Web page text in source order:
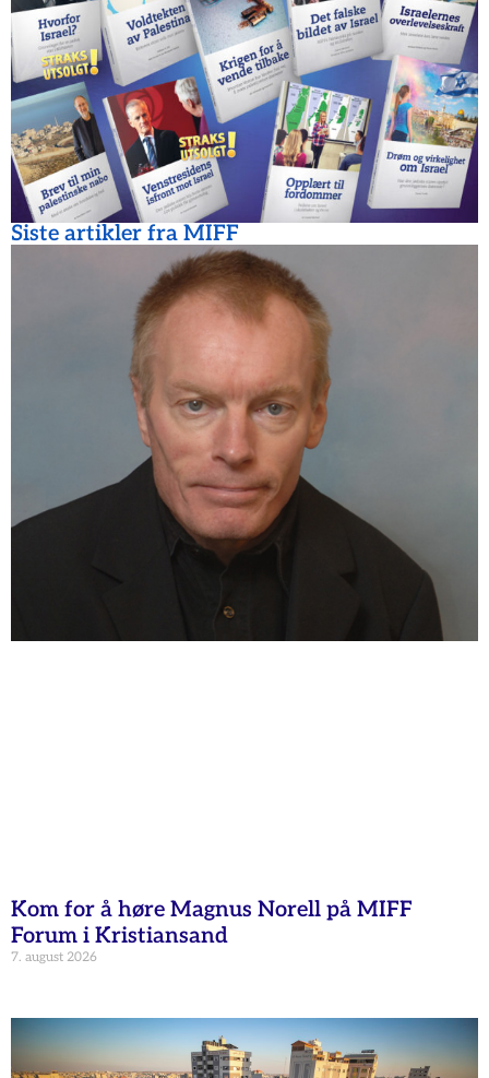
Siste artikler fra MIFF
Kom for å høre Magnus Norell på MIFF
Forum i Kristiansand
7. august 2026